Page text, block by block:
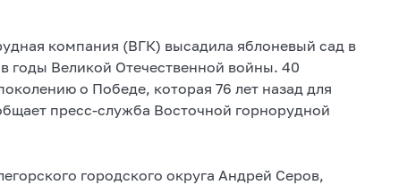
компания (ВГК) высадила яблоневый сад в
годы Великой Отечественной войны. 40
о Победе, которая 76 лет назад для
пресс-служба Восточной горнорудной
городского округа Андрей Серов,